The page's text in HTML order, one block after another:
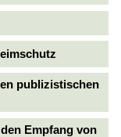
publizistischen
Empfang von